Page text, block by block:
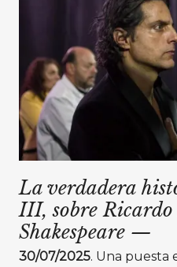
La verdadera
III, sobre
Shakespeare —
30/07/2025. Una puesta